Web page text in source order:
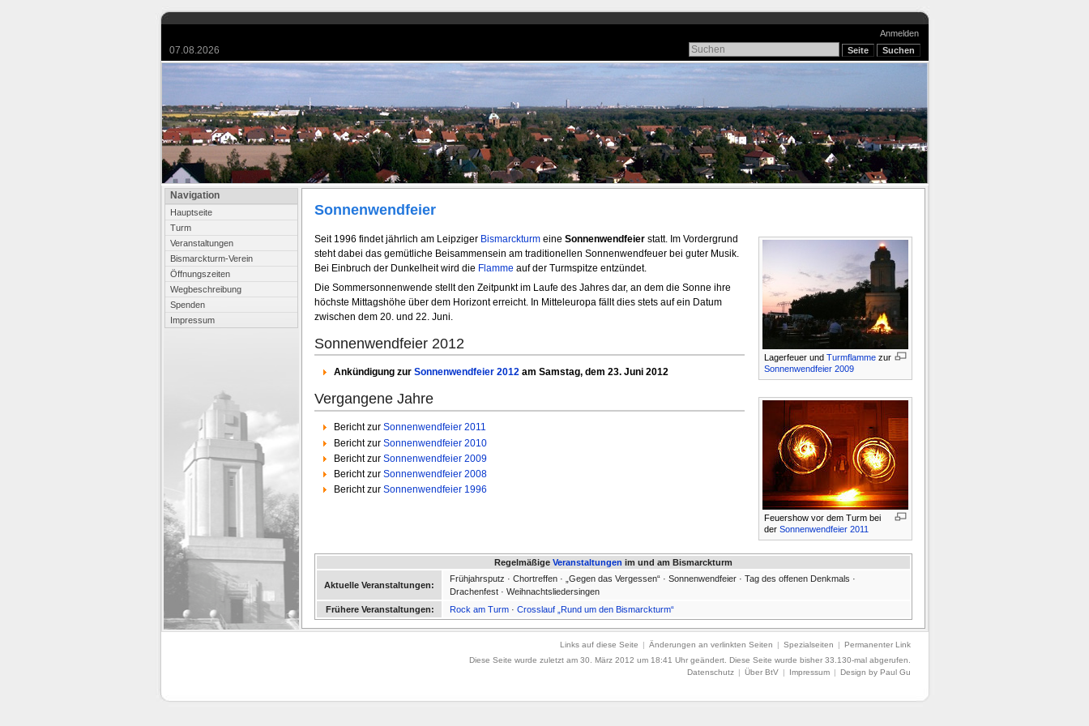
07.08.2026
Anmelden
Navigation
Hauptseite
Turm
Veranstaltungen
Bismarckturm-Verein
Öffnungszeiten
Wegbeschreibung
Spenden
Impressum
Sonnenwendfeier
Lagerfeuer und Turmflammezur
Sonnenwendfeier 2009
Feuershow vor dem Turm bei
der Sonnenwendfeier 2011
Seit 1996 findet jährlich am Leipziger Bismarckturmeine Sonnenwendfeierstatt. Im Vordergrund
steht dabei das gemütliche Beisammensein am traditionellen Sonnenwendfeuer bei guter Musik.
Bei Einbruch der Dunkelheit wird die Flamme auf der Turmspitze entzündet.
Die Sommersonnenwende stellt den Zeitpunkt im Laufe des Jahres dar, an dem die Sonne ihre
höchste Mittagshöhe über dem Horizont erreicht. In Mitteleuropa fällt dies stets auf ein Datum
zwischen dem 20. und 22. Juni.
Sonnenwendfeier 2012
Ankündigung zur Sonnenwendfeier 2012am Samstag, dem 23. Juni 2012
Vergangene Jahre
Bericht zur Sonnenwendfeier 2011
Bericht zur Sonnenwendfeier 2010
Bericht zur Sonnenwendfeier 2009
Bericht zur Sonnenwendfeier 2008
Bericht zur Sonnenwendfeier 1996
Regelmäßige Veranstaltungen im und am Bismarckturm
Aktuelle Veranstaltungen:
Frühjahrsputz · Chortreffen · „Gegen das Vergessen“ · Sonnenwendfeier · Tag des offenen Denkmals ·
Drachenfest · Weihnachtsliedersingen
Frühere Veranstaltungen:
Rock am Turm ·Crosslauf „Rund um den Bismarckturm“
Links auf diese Seite | Änderungen an verlinkten Seiten | Spezialseiten | Permanenter Link
Diese Seite wurde zuletzt am 30. März 2012 um 18:41 Uhr geändert. Diese Seite wurde bisher 33.130-mal abgerufen.
Datenschutz | Über BtV | Impressum | Design by Paul Gu